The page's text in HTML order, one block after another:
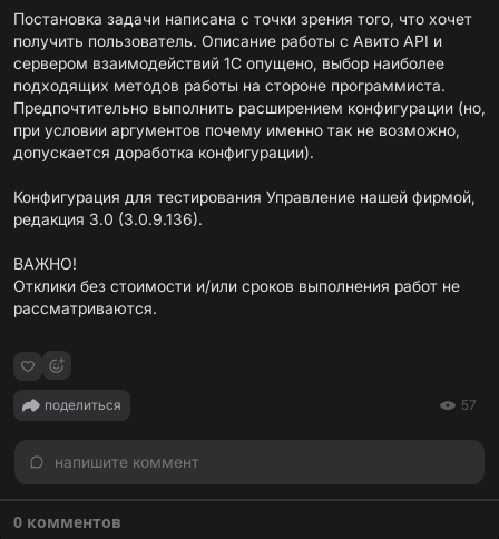
Постановка задачи написана с точки зрения того, что хочет
получить пользователь. Описание работы с Авито API и
сервером взаимодействий 1С опущено, выбор наиболее
подходящих методов работы на стороне программиста.
Предпочтительно выполнить расширением конфигурации (но,
при условии аргументов почему именно так не возможно,
допускается доработка конфигурации).
Конфигурация для тестирования Управление нашей фирмой,
редакция 3.0 (3.0.9.136).
ВАЖНО!
Отклики без стоимости и/или сроков выполнения работ не
рассматриваются.
поделиться 57
напишите коммент
0 комментов